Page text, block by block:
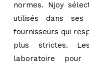
normes. Njoy
utilisés dans ses
fournisseurs qui
plus strictes.
laboratoire